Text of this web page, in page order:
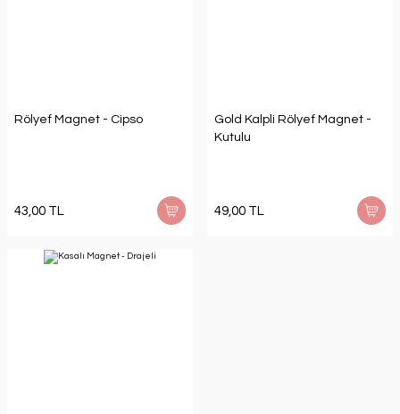
Rölyef Magnet - Cipso
43,00 TL
Gold Kalpli Rölyef Magnet -
Kutulu
49,00 TL